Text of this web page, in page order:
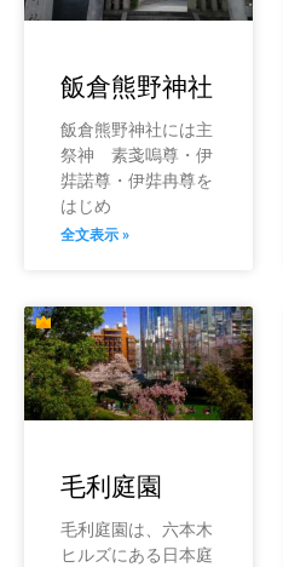
飯倉熊野神社
飯倉熊野神社には主
祭神 素戔嗚尊・伊
弉諾尊・伊弉冉尊を
はじめ
全文表示 »
毛利庭園
毛利庭園は、六本木
ヒルズにある日本庭